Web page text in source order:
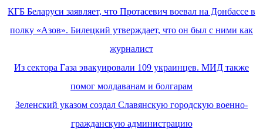
КГБ Беларуси заявляет, что Протасевич воевал на Донбассе в
полку «Азов». Билецкий утверждает, что он был с ними как
журналист
Из сектора Газа эвакуировали 109 украинцев. МИД также
помог молдаванам и болгарам
Зеленский указом создал Славянскую городскую военно-
гражданскую администрацию